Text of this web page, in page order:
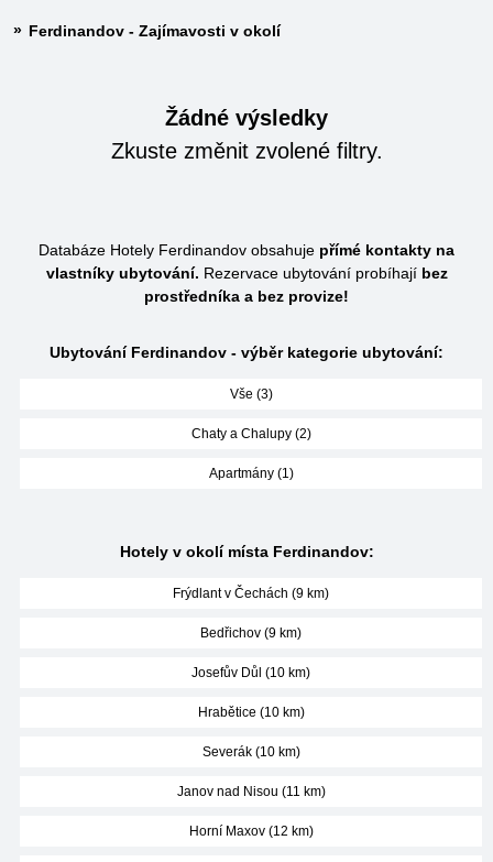
Ferdinandov - Zajímavosti v okolí
Žádné výsledky
Zkuste změnit zvolené filtry.
Databáze Hotely Ferdinandov obsahuje přímé kontakty na
vlastníky ubytování. Rezervace ubytování probíhají bez
prostředníka a bez provize!
Ubytování Ferdinandov - výběr kategorie ubytování:
Vše (3)
Chaty a Chalupy (2)
Apartmány (1)
Hotely v okolí místa Ferdinandov:
Frýdlant v Čechách (9 km)
Bedřichov (9 km)
Josefův Důl (10 km)
Hrabětice (10 km)
Severák (10 km)
Janov nad Nisou (11 km)
Horní Maxov (12 km)